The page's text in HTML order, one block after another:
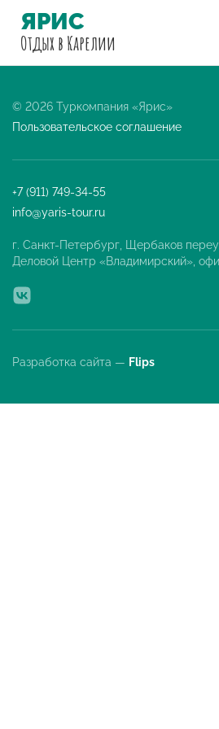
ЯРИС
Отдыхв Карелии
© 2026 Туркомпания «Ярис»
Пользовательское соглашение
+7 (911) 749-34-55
info@yaris-tour.ru
г. Санкт-Петербург, Щербаков
Деловой Центр «Владимирский»,
Разработка сайта — Flips